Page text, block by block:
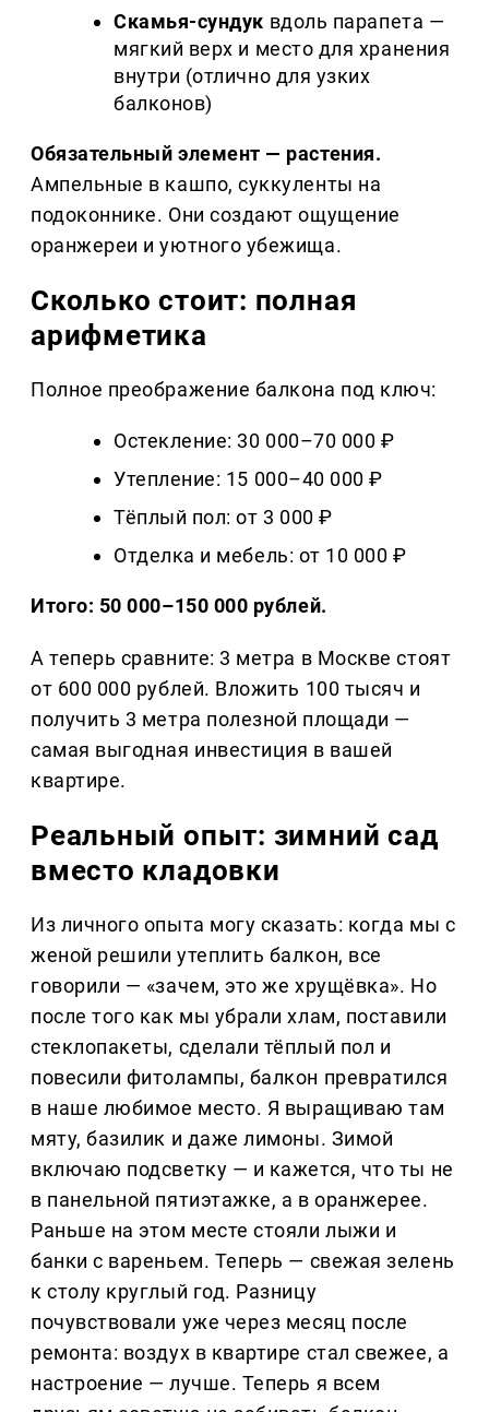
Скамья-сундук вдоль парапета —
мягкий верх и место для хранения
внутри (отлично для узких
балконов)
Обязательный элемент — растения.
Ампельные в кашпо, суккуленты на
подоконнике. Они создают ощущение
оранжереи и уютного убежища.
Сколько стоит: полная
арифметика
Полное преображение балкона под ключ:
Остекление: 30 000–70 000 ₽
Утепление: 15 000–40 000 ₽
Тёплый пол: от 3 000 ₽
Отделка и мебель: от 10 000 ₽
Итого: 50 000–150 000 рублей.
А теперь сравните: 3 метра в Москве стоят
от 600 000 рублей. Вложить 100 тысяч и
получить 3 метра полезной площади —
самая выгодная инвестиция в вашей
квартире.
Реальный опыт: зимний сад
вместо кладовки
Из личного опыта могу сказать: когда мы с
женой решили утеплить балкон, все
говорили — «зачем, это же хрущёвка». Но
после того как мы убрали хлам, поставили
стеклопакеты, сделали тёплый пол и
повесили фитолампы, балкон превратился
в наше любимое место. Я выращиваю там
мяту, базилик и даже лимоны. Зимой
включаю подсветку — и кажется, что ты не
в панельной пятиэтажке, а в оранжерее.
Раньше на этом месте стояли лыжи и
банки с вареньем. Теперь — свежая зелень
к столу круглый год. Разницу
почувствовали уже через месяц после
ремонта: воздух в квартире стал свежее, а
настроение — лучше. Теперь я всем